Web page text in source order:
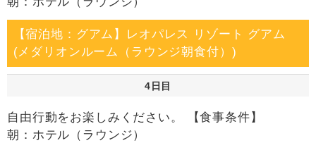
【宿泊地：グアム】レオパレス リゾート グアム
(メダリオンルーム（ラウンジ朝食付）)
4日目
自由行動をお楽しみください。 【食事条件】
朝：ホテル（ラウンジ）